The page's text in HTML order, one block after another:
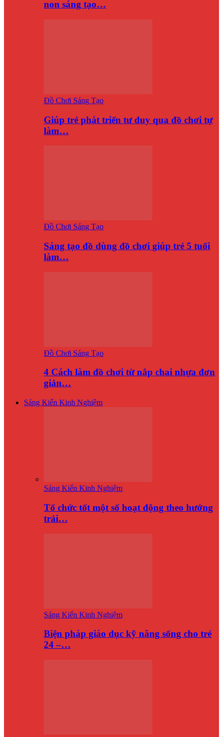
non sáng tạo…
Đồ Chơi Sáng Tạo
Giúp trẻ phát triển tư duy qua đồ chơi tự
làm…
Đồ Chơi Sáng Tạo
Sáng tạo đồ dùng đồ chơi giúp trẻ 5 tuổi
làm…
Đồ Chơi Sáng Tạo
4 Cách làm đồ chơi từ nắp chai nhựa đơn
giản…
Sáng Kiến Kinh Nghiệm
Sáng Kiến Kinh Nghiệm
Tổ chức tốt một số hoạt động theo hướng
trải…
Sáng Kiến Kinh Nghiệm
Biện pháp giáo dục kỹ năng sống cho trẻ
24 –…